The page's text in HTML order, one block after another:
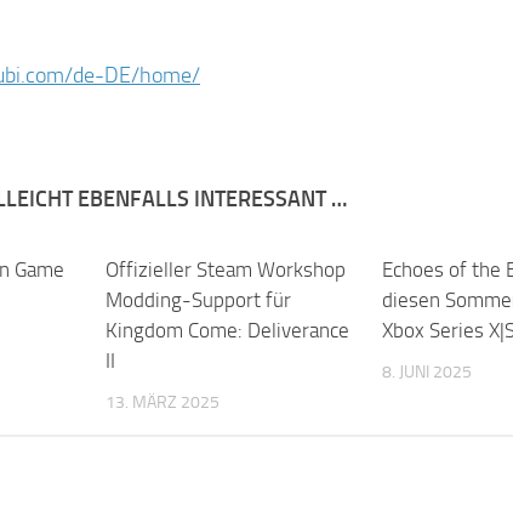
de-DE/home/
EBENFALLS INTERESSANT …
Game
Offizieller Steam Workshop
Modding-Support für
Kingdom Come: Deliverance
II
13. MÄRZ 2025
Echoes of the
diesen
Xbox Series
8. JUNI 2025